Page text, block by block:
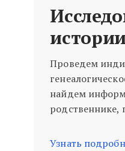
Проведем
найдем
Узнать